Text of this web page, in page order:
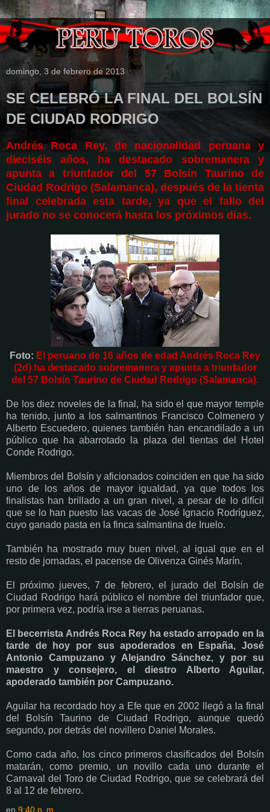
domingo, 3 de febrero de 2013
SE CELEBRÓ LA FINAL DEL BOLSÍN
DE CIUDAD RODRIGO
Andrés Roca Rey, de nacionalidad peruana y
dieciséis años, ha destacado sobremanera y
apunta a triunfador del 57 Bolsín Taurino de
Ciudad Rodrigo (Salamanca), después de la tienta
final celebrada esta tarde, ya que el fallo del
jurado no se conocerá hasta los próximos días.
Foto: El peruano de 16 años de edad Andrés Roca Rey
(2d) ha destacado sobremanera y apunta a triunfador
del 57 Bolsín Taurino de Ciudad Rodrigo (Salamanca).
De los diez noveles de la final, ha sido el que mayor temple
ha tenido, junto a los salmantinos Francisco Colmenero y
Alberto Escuedero, quienes también han encandilado a un
público que ha abarrotado la plaza del tientas del Hotel
Conde Rodrigo.
Miembros del Bolsín y aficionados coinciden en que ha sido
uno de los años de mayor igualdad, ya que todos los
finalistas han brillado a un gran nivel, a pesar de lo difícil
que se lo han puesto las vacas de José Ignacio Rodríguez,
cuyo ganado pasta en la finca salmantina de Iruelo.
También ha mostrado muy buen nivel, al igual que en el
resto de jornadas, el pacense de Olivenza Ginés Marín.
El próximo jueves, 7 de febrero, el jurado del Bolsín de
Ciudad Rodrigo hará público el nombre del triunfador que,
por primera vez, podría irse a tierras peruanas.
El becerrista Andrés Roca Rey ha estado arropado en la
tarde de hoy por sus apoderados en España, José
Antonio Campuzano y Alejandro Sánchez, y por su
maestro y consejero, el diestro Alberto Aguilar,
apoderado también por Campuzano.
Aguilar ha recordado hoy a Efe que en 2002 llegó a la final
del Bolsín Taurino de Ciudad Rodrigo, aunque quedó
segundo, por detrás del novillero Daniel Morales.
Como cada año, los cinco primeros clasificados del Bolsín
matarán, como premio, un novillo cada uno durante el
Carnaval del Toro de Ciudad Rodrigo, que se celebrará del
8 al 12 de febrero.
en 9:40 p. m.